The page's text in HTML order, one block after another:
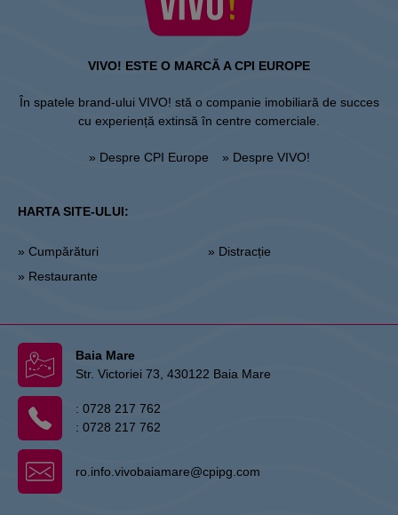
VIVO! ESTE O MARCĂ A CPI EUROPE
În spatele brand-ului VIVO! stă o companie imobiliară de succes
cu experiență extinsă în centre comerciale.
» Despre CPI Europe » Despre VIVO!
HARTA SITE-ULUI:
» Cumpărături
» Restaurante
» Distracție
Baia Mare
Str. Victoriei 73, 430122 Baia Mare
: 0728 217 762
: 0728 217 762
ro.info.vivobaiamare@cpipg.com